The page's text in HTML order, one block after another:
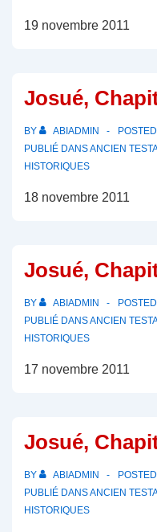
19 novembre 2011
Josué,
BY ABIADMIN
PUBLIÉ DANSANCIEN
HISTORIQUES
18 novembre 2011
Josué,
BY ABIADMIN
PUBLIÉ DANSANCIEN
HISTORIQUES
17 novembre 2011
Josué,
BY ABIADMIN
PUBLIÉ DANSANCIEN
HISTORIQUES